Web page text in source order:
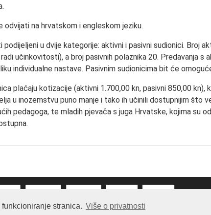
stranica. Više o privatnosti
odvijati na hrvatskom i engleskom jeziku.
podijeljeni u dvije kategorije: aktivni i pasivni sudionici. Broj
učinkovitosti), a broj pasivnih polaznika 20. Predavanja s
individualne nastave. Pasivnim sudionicima bit će
plaćaju kotizacije (aktivni 1.700,00 kn, pasivni 850,00 kn),
u inozemstvu puno manje i tako ih učinili dostupnijim što
pedagoga, te mladih pjevača s juga Hrvatske, kojima su